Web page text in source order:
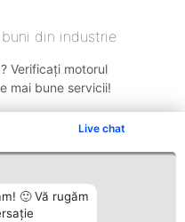
Live chat
🙂 Vă rugăm
din industrie
Verificați motorul
mai bune servicii!